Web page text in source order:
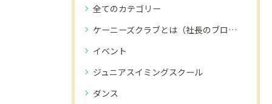
全てのカテゴリー
ケーニーズクラブとは（社長のブログ）
イベント
ジュニアスイミングスクール
ダンス